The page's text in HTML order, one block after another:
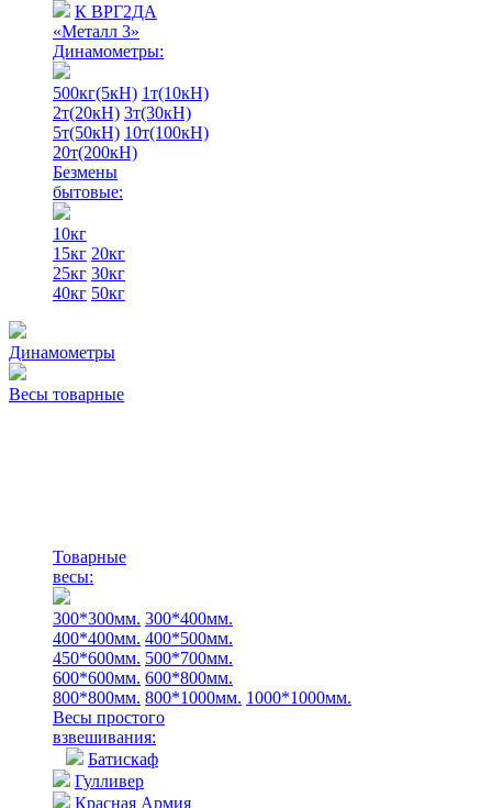
К ВРГ2ДА
«Металл 3»
Динамометры:
500кг(5кН) 1т(10кН)
2т(20кН) 3т(30кН)
5т(50кН) 10т(100кН)
20т(200кН)
Безмены
бытовые:
10кг
15кг 20кг
25кг 30кг
40кг 50кг
Динамометры
Весы товарные
Товарные
весы:
300*300мм. 300*400мм.
400*400мм. 400*500мм.
450*600мм. 500*700мм.
600*600мм. 600*800мм.
800*800мм. 800*1000мм. 1000*1000мм.
Весы простого
взвешивания:
Батискаф
Гулливер
Красная Армия